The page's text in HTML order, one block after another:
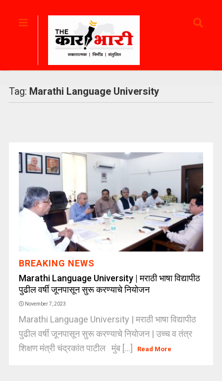
Tag: Marathi Language University
BREAKING NEWS
Marathi Language University | मराठी भाषा विद्यापीठ
पुढील वर्षी जूनपासून सुरू करण्याचे नियोजन
November 7, 2023
Marathi Language University | मराठी भाषा विद्यापीठ
पुढील वर्षी जूनपासून सुरू करण्याचे नियोजन | उच्च व तंत्र
शिक्षण मंत्री चंद्रकांत पाटील मुंब [...]
Read More